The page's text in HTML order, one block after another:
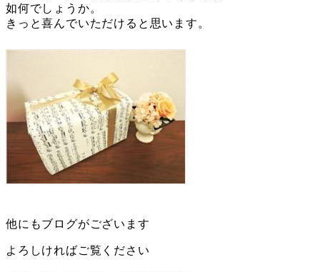
如何でしょうか。
きっと喜んでいただけると思います。
他にもブログがございます
よろしければご覧ください